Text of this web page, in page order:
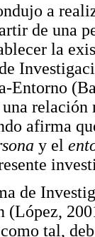
a
de una
la
Entorno
una
afirma
y el
de
(López,
tal,